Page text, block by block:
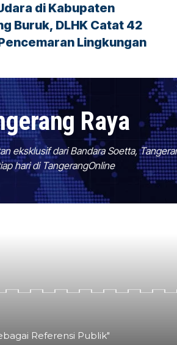
di Kabupaten
Buruk, DLHK Catat 42
Lingkungan
Raya
eksklusif dari Bandara Soetta,
hari di TangerangOnline
Referensi Publik"